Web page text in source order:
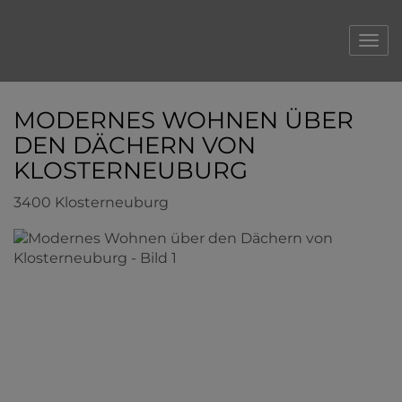
MODERNES WOHNEN ÜBER
DEN DÄCHERN VON
KLOSTERNEUBURG
3400 Klosterneuburg